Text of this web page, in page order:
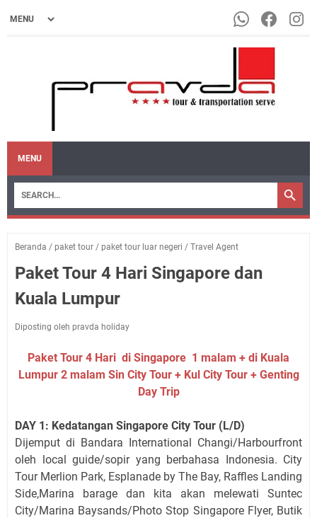
MENU
Beranda / paket tour / paket tour luar negeri / Travel Agent
Paket Tour 4 Hari Singapore dan
Kuala Lumpur
Diposting oleh pravda holiday
Paket Tour 4 Hari di Singapore 1 malam + di Kuala
Lumpur 2 malam Sin City Tour + Kul City Tour + Genting
Day Trip
DAY 1: Kedatangan Singapore City Tour (L/D)
Dijemput di Bandara International Changi/Harbourfront
oleh local guide/sopir yang berbahasa Indonesia. City
Tour Merlion Park, Esplanade by The Bay, Raffles Landing
Side,Marina barage dan kita akan melewati Suntec
City/Marina Baysands/Photo Stop Singapore Flyer, Butik